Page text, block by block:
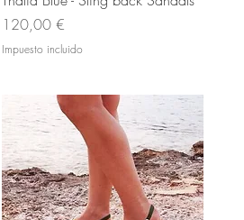
Precio
120,00 €
Impuesto incluido